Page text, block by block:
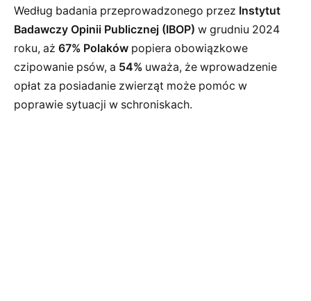
Według badania przeprowadzonego przez Instytut
Badawczy Opinii Publicznej (IBOP) w grudniu 2024
roku, aż 67% Polaków popiera obowiązkowe
czipowanie psów, a 54% uważa, że wprowadzenie
opłat za posiadanie zwierząt może pomóc w
poprawie sytuacji w schroniskach.